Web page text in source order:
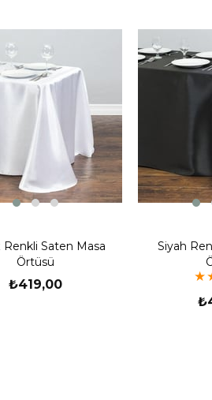
Renkli Saten Masa
Örtüsü
₺419,00
Siyah
★